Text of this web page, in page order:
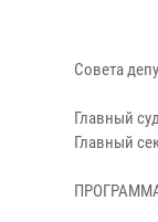
Совета
Главный
Главный